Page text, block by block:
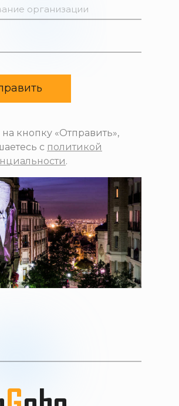
кнопку «Отправить»,
с политикой
.